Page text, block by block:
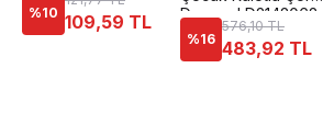
%10 109,59 TL
Daymod D2142062
%16
576,10 TL
483,92 TL